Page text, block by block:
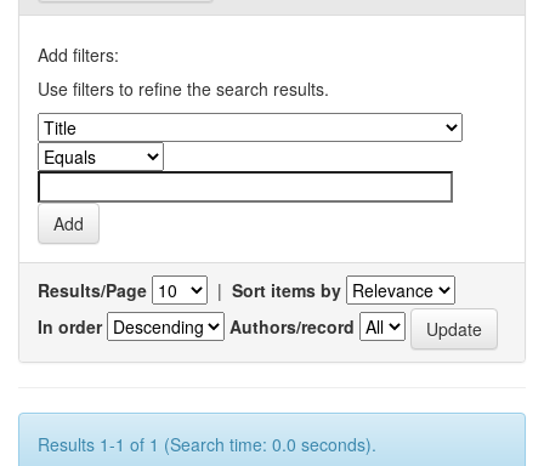
Add filters:
Use filters to refine the search results.
Results/Page | Sort items by
In order
Authors/record
Results 1-1 of 1 (Search time: 0.0 seconds).